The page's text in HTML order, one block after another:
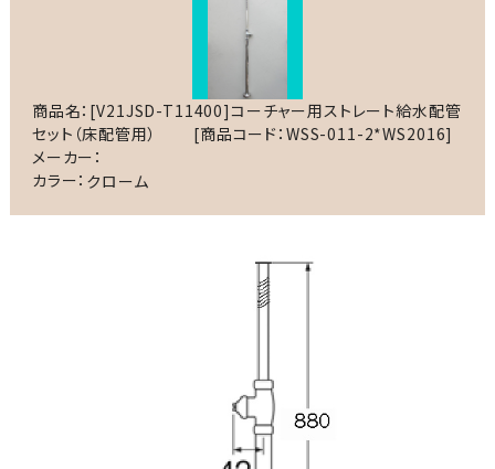
商品名：[V21JSD-T11400]コーチャー用ストレート給水配管
セット（床配管用）
[商品コード：WSS-011-2*WS2016]
メーカー：
カラー： クローム